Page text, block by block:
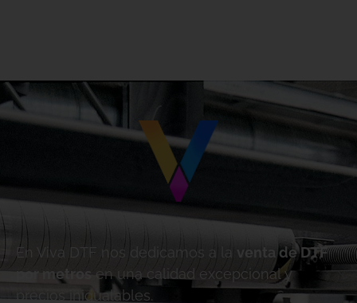
En Viva DTF nos dedicamos a la
venta de DTF
por metros
en una calidad excepcional y
precios inigualables.